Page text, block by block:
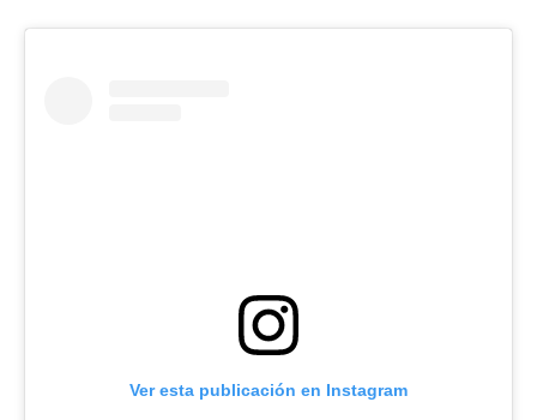
Ver esta publicación en Instagram